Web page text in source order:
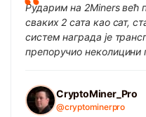
Рударим на 2Miners већ
сваких 2 сата као сат,
систем награда је
препоручио неколицини
CryptoMiner_Pro
@cryptominerpro